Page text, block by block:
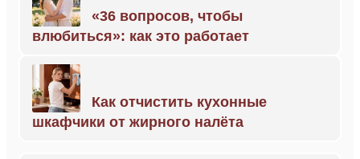
«36 вопросов, чтобы
влюбиться»: как это работает
Как отчистить кухонные
шкафчики от жирного налёта